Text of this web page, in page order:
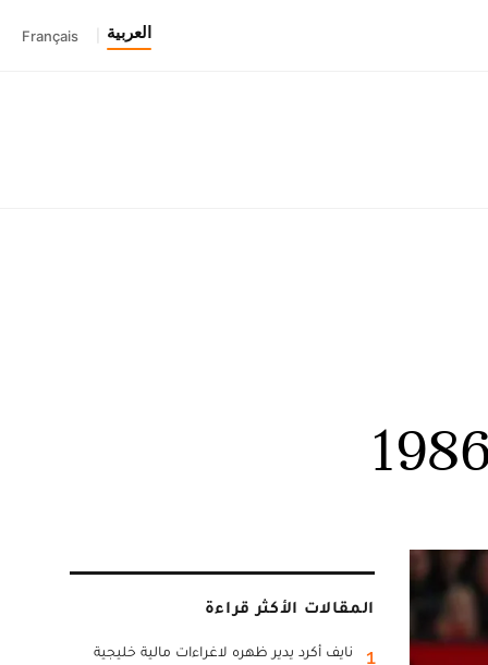
العربية Français
المقالات الأكثر قراءة
1
نايف أكرد يدير ظهره لاغراءات مالية خليجية